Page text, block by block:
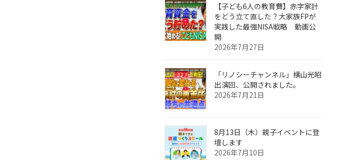
【子ども6人の教育費】赤字家計
をどう立て直した？大家族FPが
実践した最強NISA戦略 動画公
開
2026年7月27日
「リノシーチャンネル」横山光昭
出演回、公開されました。
2026年7月21日
8月13日（木）親子イベントに登
壇します
2026年7月10日